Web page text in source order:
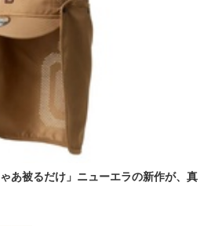
あ被るだけ」ニューエラの新作が、真